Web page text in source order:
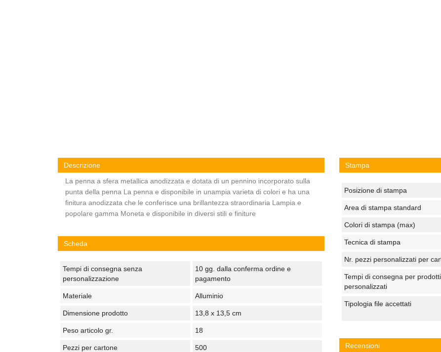
Descrizione
La penna a sfera metallica anodizzata e dotata di un pennino incorporato sulla
punta della penna La penna e disponibile in unampia varieta di colori e ha una
finitura anodizzata che le conferisce una brillantezza straordinaria Lampia e
popolare gamma Moneta e disponibile in diversi stili e finiture
Scheda
Tempi di consegna senza
personalizzazione
10 gg. dalla conferma ordine e
pagamento
Materiale Alluminio
Dimensione prodotto 13,8 x 13,5 cm
Peso articolo gr. 18
Pezzi per cartone 500
Stampa
Posizione di stampa
Area di stampa standard
Colori di stampa (max)
Tecnica di stampa
Nr. pezzi personalizzati per
Tempi di consegna per prodotti
personalizzati
Tipologia file accettati
Recensioni